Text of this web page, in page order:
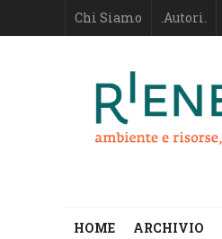
Chi Siamo .Autori.
HOME ARCHIVIO